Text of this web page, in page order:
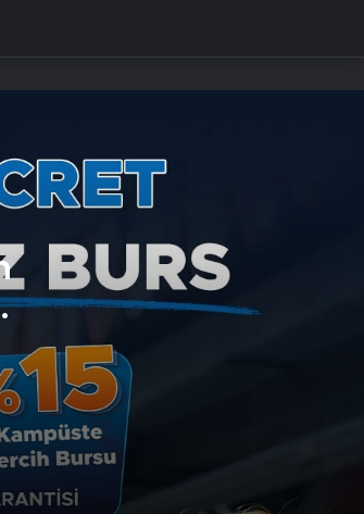
Zihnin Gizemli Sınırları ve Ötesi :
Nasılnedir.com
Serjoy : Dijital Medya Ajansı, Google
Reklam Ajansı, SEO Ajansı ve Web
Tasarım Ajansı
UETDS Nedir ? Uetds.com İle Akıllı
Dijital Taşımacılık Yazılımı
Umre Turları Rehberi Diyanet Umre
Turları Farkları ve Seçim Kriterleri